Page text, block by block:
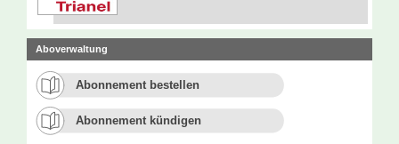
Aboverwaltung
Abonnement bestellen
Abonnement kündigen